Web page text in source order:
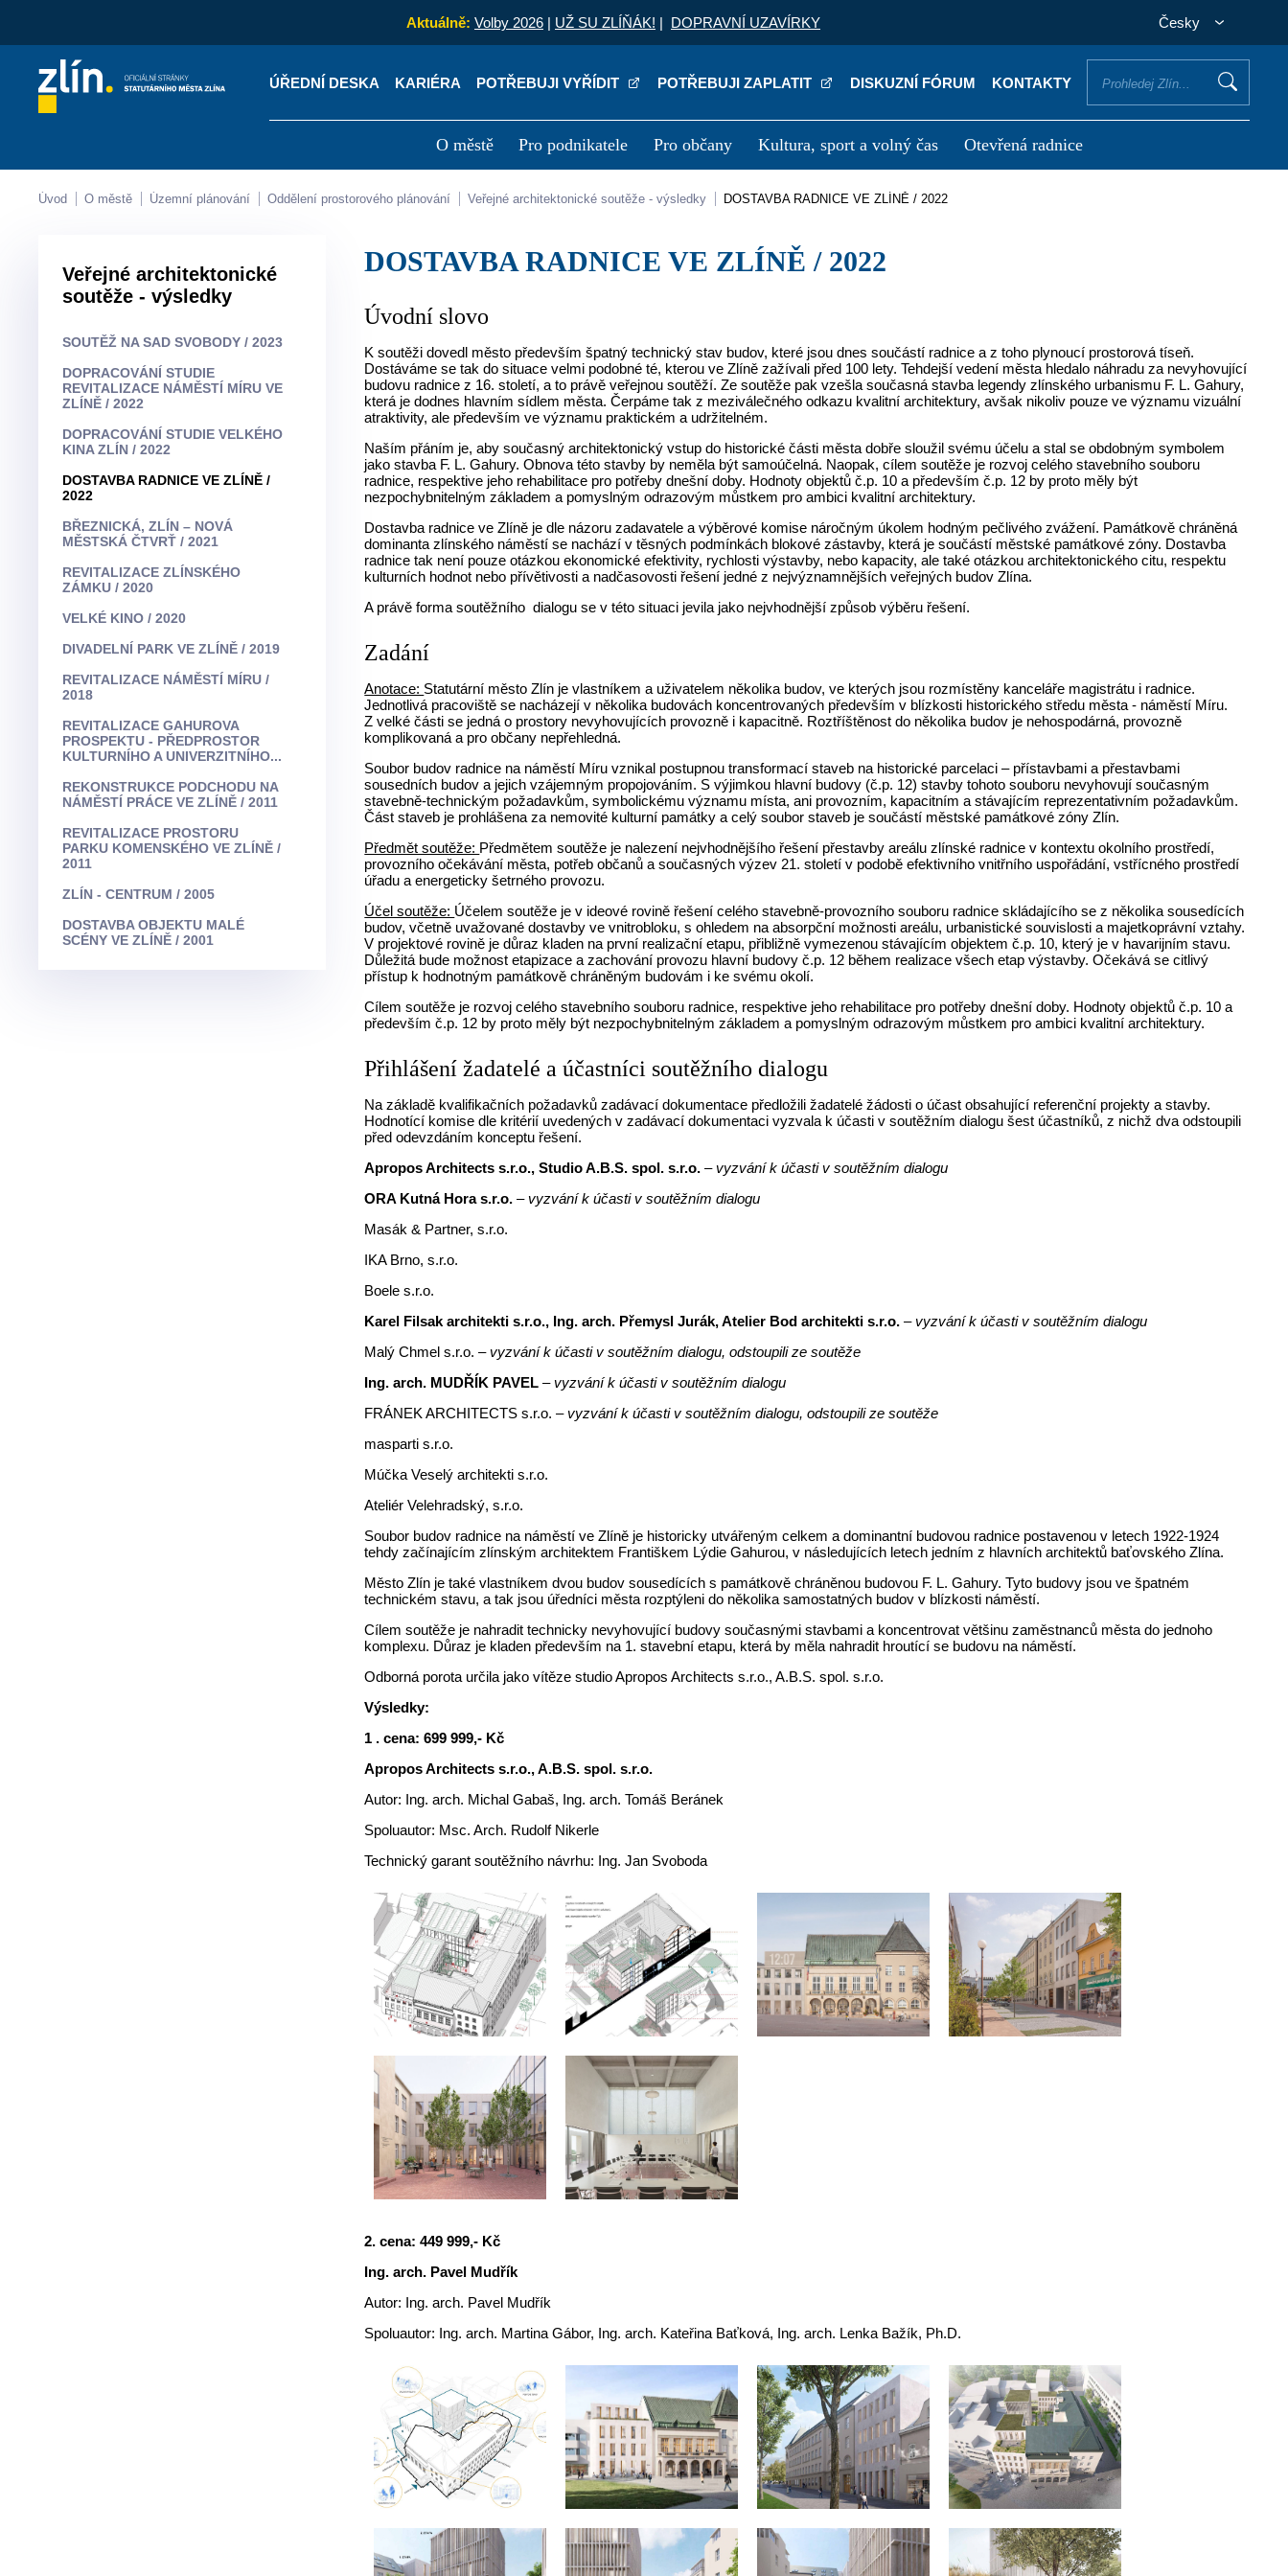
Aktuálně: Volby 2026 | UŽ SU ZLÍŇÁK! | DOPRAVNÍ UZAVÍRKY Česky
ÚŘEDNÍ DESKA KARIÉRA POTŘEBUJI VYŘÍDIT POTŘEBUJI ZAPLATIT DISKUZNÍ FÓRUM KONTAKTY
O městě Pro podnikatele Pro občany Kultura, sport a volný čas Otevřená radnice
Kontakty Úřední deska Kariéra Potřebuji vyřídit
Úvod O městě Územní plánování Oddělení prostorového plánování Veřejné architektonické soutěže - výsledky DOSTAVBA RADNICE VE ZLÍNĚ / 2022
Veřejné architektonické
soutěže - výsledky
SOUTĚŽ NA SAD SVOBODY / 2023
DOPRACOVÁNÍ STUDIE
REVITALIZACE NÁMĚSTÍ MÍRU VE
ZLÍNĚ / 2022
DOPRACOVÁNÍ STUDIE VELKÉHO
KINA ZLÍN / 2022
DOSTAVBA RADNICE VE ZLÍNĚ /
2022
BŘEZNICKÁ, ZLÍN – NOVÁ
MĚSTSKÁ ČTVRŤ / 2021
REVITALIZACE ZLÍNSKÉHO
ZÁMKU / 2020
VELKÉ KINO / 2020
DIVADELNÍ PARK VE ZLÍNĚ / 2019
REVITALIZACE NÁMĚSTÍ MÍRU /
2018
REVITALIZACE GAHUROVA
PROSPEKTU - PŘEDPROSTOR
KULTURNÍHO A UNIVERZITNÍHO...
REKONSTRUKCE PODCHODU NA
NÁMĚSTÍ PRÁCE VE ZLÍNĚ / 2011
REVITALIZACE PROSTORU
PARKU KOMENSKÉHO VE ZLÍNĚ /
2011
ZLÍN - CENTRUM / 2005
DOSTAVBA OBJEKTU MALÉ
SCÉNY VE ZLÍNĚ / 2001
DOSTAVBA RADNICE VE ZLÍNĚ / 2022
Úvodní slovo
K soutěži dovedl město především špatný technický stav budov, které jsou dnes součástí radnice a z toho plynoucí prostorová tíseň.
Dostáváme se tak do situace velmi podobné té, kterou ve Zlíně zažívali před 100 lety. Tehdejší vedení města hledalo náhradu za nevyhovující
budovu radnice z 16. století, a to právě veřejnou soutěží. Ze soutěže pak vzešla současná stavba legendy zlínského urbanismu F. L. Gahury,
která je dodnes hlavním sídlem města. Čerpáme tak z meziválečného odkazu kvalitní architektury, avšak nikoliv pouze ve významu vizuální
atraktivity, ale především ve významu praktickém a udržitelném.
Naším přáním je, aby současný architektonický vstup do historické části města dobře sloužil svému účelu a stal se obdobným symbolem
jako stavba F. L. Gahury. Obnova této stavby by neměla být samoúčelná. Naopak, cílem soutěže je rozvoj celého stavebního souboru
radnice, respektive jeho rehabilitace pro potřeby dnešní doby. Hodnoty objektů č.p. 10 a především č.p. 12 by proto měly být
nezpochybnitelným základem a pomyslným odrazovým můstkem pro ambici kvalitní architektury.
Dostavba radnice ve Zlíně je dle názoru zadavatele a výběrové komise náročným úkolem hodným pečlivého zvážení. Památkově chráněná
dominanta zlínského náměstí se nachází v těsných podmínkách blokové zástavby, která je součástí městské památkové zóny. Dostavba
radnice tak není pouze otázkou ekonomické efektivity, rychlosti výstavby, nebo kapacity, ale také otázkou architektonického citu, respektu
kulturních hodnot nebo přívětivosti a nadčasovosti řešení jedné z nejvýznamnějších veřejných budov Zlína.
A právě forma soutěžního dialogu se v této situaci jevila jako nejvhodnější způsob výběru řešení.
Zadání
Anotace: Statutární město Zlín je vlastníkem a uživatelem několika budov, ve kterých jsou rozmístěny kanceláře magistrátu i radnice.
Jednotlivá pracoviště se nacházejí v několika budovách koncentrovaných především v blízkosti historického středu města - náměstí Míru.
Z velké části se jedná o prostory nevyhovujících provozně i kapacitně. Roztříštěnost do několika budov je nehospodárná, provozně
komplikovaná a pro občany nepřehledná.
Soubor budov radnice na náměstí Míru vznikal postupnou transformací staveb na historické parcelaci – přístavbami a přestavbami
sousedních budov a jejich vzájemným propojováním. S výjimkou hlavní budovy (č.p. 12) stavby tohoto souboru nevyhovují současným
stavebně-technickým požadavkům, symbolickému významu místa, ani provozním, kapacitním a stávajícím reprezentativním požadavkům.
Část staveb je prohlášena za nemovité kulturní památky a celý soubor staveb je součástí městské památkové zóny Zlín.
Předmět soutěže: Předmětem soutěže je nalezení nejvhodnějšího řešení přestavby areálu zlínské radnice v kontextu okolního prostředí,
provozního očekávání města, potřeb občanů a současných výzev 21. století v podobě efektivního vnitřního uspořádání, vstřícného prostředí
úřadu a energeticky šetrného provozu.
Účel soutěže: Účelem soutěže je v ideové rovině řešení celého stavebně-provozního souboru radnice skládajícího se z několika sousedících
budov, včetně uvažované dostavby ve vnitrobloku, s ohledem na absorpční možnosti areálu, urbanistické souvislosti a majetkoprávní vztahy.
V projektové rovině je důraz kladen na první realizační etapu, přibližně vymezenou stávajícím objektem č.p. 10, který je v havarijním stavu.
Důležitá bude možnost etapizace a zachování provozu hlavní budovy č.p. 12 během realizace všech etap výstavby. Očekává se citlivý
přístup k hodnotným památkově chráněným budovám i ke svému okolí.
Cílem soutěže je rozvoj celého stavebního souboru radnice, respektive jeho rehabilitace pro potřeby dnešní doby. Hodnoty objektů č.p. 10 a
především č.p. 12 by proto měly být nezpochybnitelným základem a pomyslným odrazovým můstkem pro ambici kvalitní architektury.
Přihlášení žadatelé a účastníci soutěžního dialogu
Na základě kvalifikačních požadavků zadávací dokumentace předložili žadatelé žádosti o účast obsahující referenční projekty a stavby.
Hodnotící komise dle kritérií uvedených v zadávací dokumentaci vyzvala k účasti v soutěžním dialogu šest účastníků, z nichž dva odstoupili
před odevzdáním konceptu řešení.
Apropos Architects s.r.o., Studio A.B.S. spol. s.r.o. – vyzvání k účasti v soutěžním dialogu
ORA Kutná Hora s.r.o. – vyzvání k účasti v soutěžním dialogu
Masák & Partner, s.r.o.
IKA Brno, s.r.o.
Boele s.r.o.
Karel Filsak architekti s.r.o., Ing. arch. Přemysl Jurák, Atelier Bod architekti s.r.o. – vyzvání k účasti v soutěžním dialogu
Malý Chmel s.r.o.– vyzvání k účasti v soutěžním dialogu, odstoupili ze soutěže
Ing. arch. MUDŘÍK PAVEL– vyzvání k účasti v soutěžním dialogu
FRÁNEK ARCHITECTS s.r.o. – vyzvání k účasti v soutěžním dialogu, odstoupili ze soutěže
masparti s.r.o.
Múčka Veselý architekti s.r.o.
Ateliér Velehradský, s.r.o.
Soubor budov radnice na náměstí ve Zlíně je historicky utvářeným celkem a dominantní budovou radnice postavenou v letech 1922-1924
tehdy začínajícím zlínským architektem Františkem Lýdie Gahurou, v následujících letech jedním z hlavních architektů baťovského Zlína.
Město Zlín je také vlastníkem dvou budov sousedících s památkově chráněnou budovou F. L. Gahury. Tyto budovy jsou ve špatném
technickém stavu, a tak jsou úředníci města rozptýleni do několika samostatných budov v blízkosti náměstí.
Cílem soutěže je nahradit technicky nevyhovující budovy současnými stavbami a koncentrovat většinu zaměstnanců města do jednoho
komplexu. Důraz je kladen především na 1. stavební etapu, která by měla nahradit hroutící se budovu na náměstí.
Odborná porota určila jako vítěze studio Apropos Architects s.r.o., A.B.S. spol. s.r.o.
Výsledky:
1 . cena: 699 999,- Kč
Apropos Architects s.r.o., A.B.S. spol. s.r.o.
Autor: Ing. arch. Michal Gabaš, Ing. arch. Tomáš Beránek
Spoluautor: Msc. Arch. Rudolf Nikerle
Technický garant soutěžního návrhu: Ing. Jan Svoboda
2. cena: 449 999,- Kč
Ing. arch. Pavel Mudřík
Autor: Ing. arch. Pavel Mudřík
Spoluautor: Ing. arch. Martina Gábor, Ing. arch. Kateřina Baťková, Ing. arch. Lenka Bažík, Ph.D.